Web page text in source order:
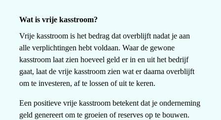
Wat is vrije kasstroom?
Vrije kasstroom is het bedrag dat overblijft nadat je aan
alle verplichtingen hebt voldaan. Waar de gewone
kasstroom laat zien hoeveel geld er in en uit het bedrijf
gaat, laat de vrije kasstroom zien wat er daarna overblijft
om te investeren, af te lossen of uit te keren.
Een positieve vrije kasstroom betekent dat je onderneming
geld genereert om te groeien of reserves op te bouwen.